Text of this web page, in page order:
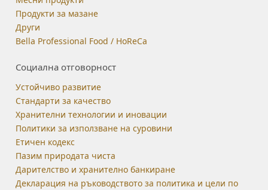
Продукти за мазане
Други
Bella Professional Food / HoReCa
Социална отговорност
Устойчиво развитие
Стандарти за качество
Хранителни технологии и иновации
Политики за използване на суровини
Етичен кодекс
Пазим природата чиста
Дарителство и хранително банкиране
Декларация на ръководството за политика и цели по